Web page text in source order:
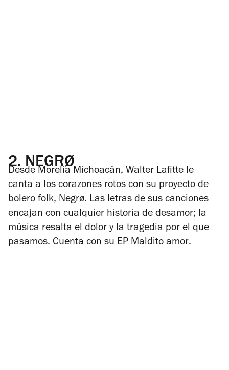
2. NEGRØ
Desde Morelia Michoacán, Walter Lafitte le
canta a los corazones rotos con su proyecto de
bolero folk, Negrø. Las letras de sus canciones
encajan con cualquier historia de desamor; la
música resalta el dolor y la tragedia por el que
pasamos. Cuenta con su EP Maldito amor.